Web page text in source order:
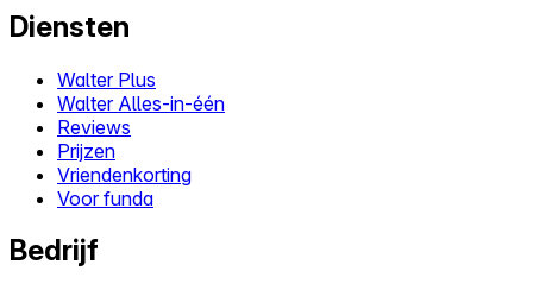
Diensten
Walter Plus
Walter Alles-in-één
Reviews
Prijzen
Vriendenkorting
Voor funda
Bedrijf